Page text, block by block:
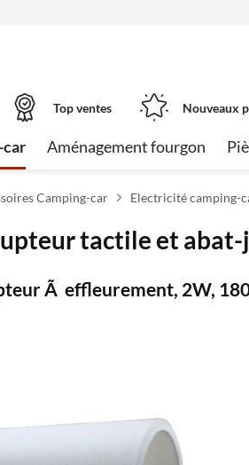
Top ventes Nouveaux
car Aménagement fourgon
Camping-car Electricité camping-
tactile et
Ã effleurement, 2W,